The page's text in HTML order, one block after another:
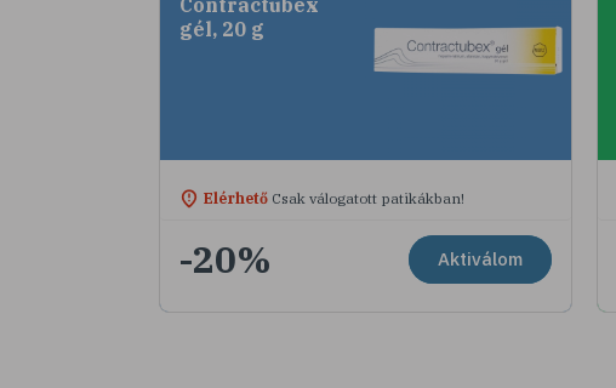
gél, 20 g
ElérhetőCsak válogatott patikákban!
-20% Aktiválom